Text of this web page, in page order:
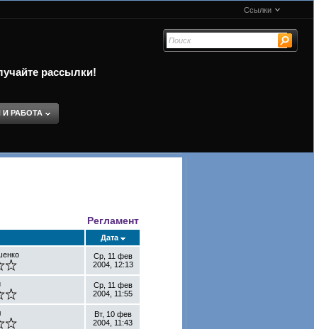
Ссылки
рассылки!
И РАБОТА
Регламент
Дата
Ср, 11 фев
2004, 12:13
Ср, 11 фев
2004, 11:55
Вт, 10 фев
2004, 11:43